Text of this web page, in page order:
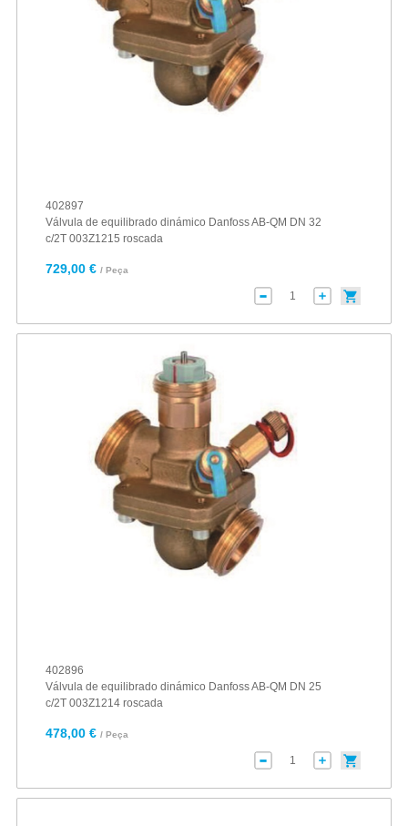
402897
Válvula de equilibrado dinámico Danfoss AB-QM DN 32
c/2T 003Z1215 roscada
729,00 € / Peça
402896
Válvula de equilibrado dinámico Danfoss AB-QM DN 25
c/2T 003Z1214 roscada
478,00 € / Peça